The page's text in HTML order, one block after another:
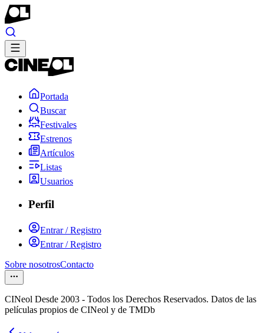
Portada
Buscar
Festivales
Estrenos
Artículos
Listas
Usuarios
Perfil
Entrar / Registro
Entrar / Registro
Sobre nosotrosContacto
CINeol Desde 2003 - Todos los Derechos Reservados. Datos de las
películas propios de CINeol y de TMDb